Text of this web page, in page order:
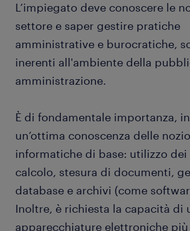
L’impiegato deve conoscere le
settore e saper gestire pratiche
amministrative e burocratiche,
inerenti all'ambiente della
amministrazione.
È di fondamentale importanza,
un’ottima conoscenza delle
informatiche di base: utilizzo
calcolo, stesura di documenti,
database e archivi (come
Inoltre, è richiesta la capacità di
apparecchiature elettroniche